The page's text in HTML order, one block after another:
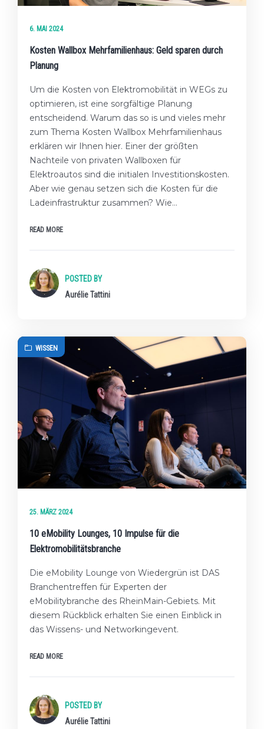
6. MAI 2024
Kosten Wallbox Mehrfamilienhaus: Geld sparen durch
Planung
Um die Kosten von Elektromobilität in WEGs zu
optimieren, ist eine sorgfältige Planung
entscheidend. Warum das so is und vieles mehr
zum Thema Kosten Wallbox Mehrfamilienhaus
erklären wir Ihnen hier. Einer der größten
Nachteile von privaten Wallboxen für
Elektroautos sind die initialen Investitionskosten.
Aber wie genau setzen sich die Kosten für die
Ladeinfrastruktur zusammen? Wie…
READ MORE
POSTED BY
Aurélie Tattini
WISSEN
25. MÄRZ 2024
10 eMobility Lounges, 10 Impulse für die
Elektromobilitätsbranche
Die eMobility Lounge von Wiedergrün ist DAS
Branchentreffen für Experten der
eMobilitybranche des RheinMain-Gebiets. Mit
diesem Rückblick erhalten Sie einen Einblick in
das Wissens- und Networkingevent.
READ MORE
POSTED BY
Aurélie Tattini